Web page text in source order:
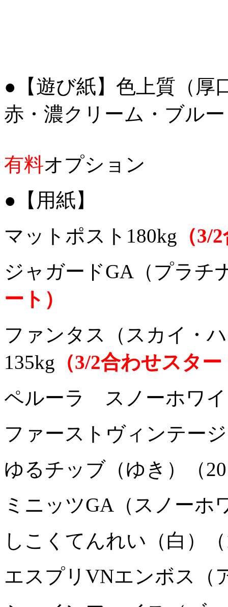
●【遊び紙】色上質（厚
赤・濃クリーム・ブル
有料オプション
●【用紙】
マットポスト180kg （3/
ジャガードGA（プラチ
ート）
ファンタス（スカイ・
135kg （3/2合わせスタ
ペルーラ スノーホワイ
ファーストヴィンテー
ゆるチッブ（ゆき）（
ミニッツGA（スノーホ
しこくてんれい（白）
エスプリVNエンボス（